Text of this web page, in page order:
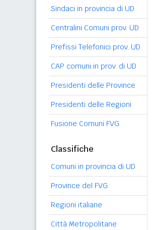
Sindaci in provincia di UD
Centralini Comuni prov. UD
Prefissi Telefonici prov. UD
CAP comuni in prov. di UD
Presidenti delle Province
Presidenti delle Regioni
Fusione Comuni FVG
Classifiche
Comuni in provincia di UD
Province del FVG
Regioni italiane
Città Metropolitane